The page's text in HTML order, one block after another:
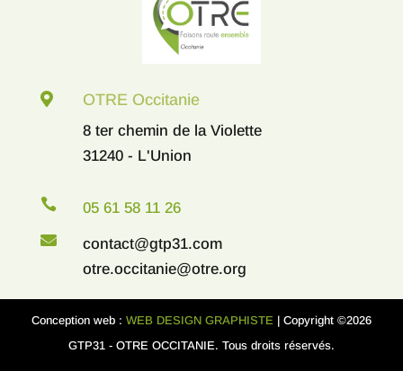
 OTRE Occitanie
8 ter chemin de la Violette
31240 - L'Union
 05 61 58 11 26

contact@gtp31.com
otre.occitanie@otre.org
Conception web : WEB DESIGN GRAPHISTE | Copyright ©2026
GTP31 - OTRE OCCITANIE. Tous droits réservés.